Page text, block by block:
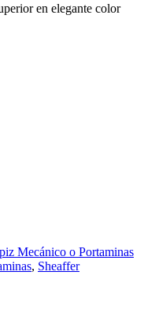
en elegante color
Mecánico o Portaminas
, Sheaffer